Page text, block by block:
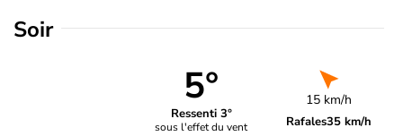
Soir
5°
Ressenti 3°
sous l'effet du vent
15 km/h
Rafales35 km/h